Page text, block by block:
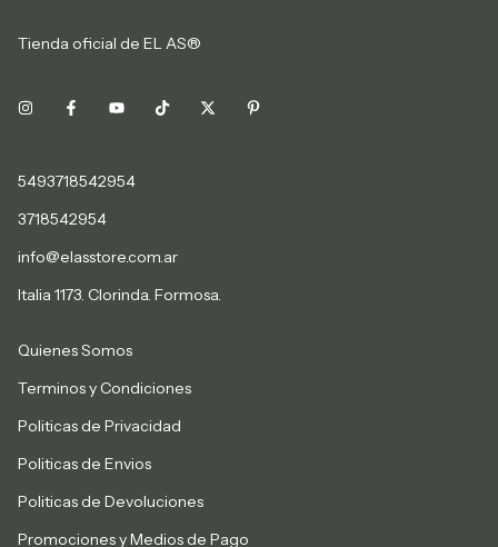
Tienda oficial de EL AS®
5493718542954
3718542954
info@elasstore.com.ar
Italia 1173. Clorinda. Formosa.
Quienes Somos
Terminos y Condiciones
Politicas de Privacidad
Politicas de Envios
Politicas de Devoluciones
Promociones y Medios de Pago